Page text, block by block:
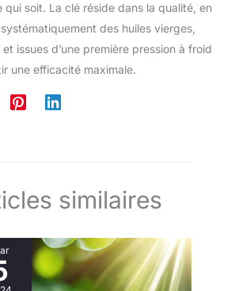
qui soit. La clé réside dans la qualité, en
des huiles vierges,
issues d’une première pression à froid
une efficacité maximale.
similaires